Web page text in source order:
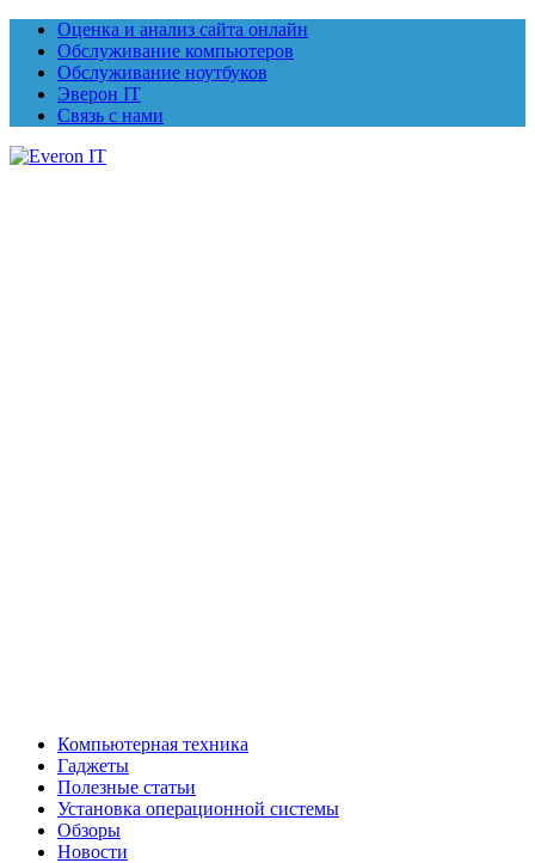
Оценка и анализ сайта онлайн
Обслуживание компьютеров
Обслуживание ноутбуков
Эверон IT
Связь с нами
Компьютерная техника
Гаджеты
Полезные статьи
Установка операционной системы
Обзоры
Новости